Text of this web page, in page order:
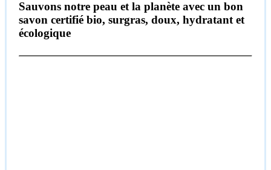
Sauvons notre peau et la planète avec un bon
savon certifié bio, surgras, doux, hydratant et
écologique